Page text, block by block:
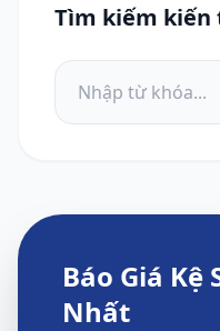
Tìm kiếm kiến
Báo Giá Kệ
Nhất